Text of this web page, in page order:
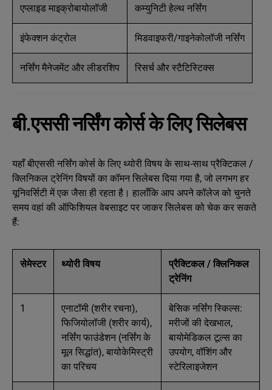
एप्लाइड माइक्रोबायोलॉजी कम्युनिटी हेल्थ नर्सिंग
इंफेक्शन कंट्रोल मिडवाइफरी/गाइनेकोलॉजी नर्सिंग
नर्सिंग मैनेजमेंट और लीडरशिप रिसर्च और स्टैटिस्टिक्स
बी.एससी नर्सिंग कोर्स के लिए सिलेबस
यहाँ बीएससी नर्सिंग कोर्स के लिए थ्योरी विषय के साथ-साथ प्रैक्टिकल /
क्लिनिकल ट्रेनिंग विषयों का कॉमन सिलेबस दिया गया है, जो लगभग हर
यूनिवर्सिटी में एक जैसा ही रहता है। हालाँकि आप अपने कॉलेज को चुनते
समय वहां की ऑफिशियल वेबसाइट पर जाकर सिलेबस को चेक कर सकते
हैं:
सेमेस्टर थ्योरी विषय
प्रैक्टिकल / क्लिनिकल
ट्रेनिंग
1
एनाटॉमी (शरीर रचना),
फिजियोलॉजी (शरीर कार्य),
नर्सिंग फाउंडेशन (नर्सिंग के
मूल सिद्धांत), बायोकेमिस्ट्री
का परिचय
बेसिक नर्सिंग स्किल्स:
मरीजों की देखभाल,
बायोमेडिकल टूल्स का
उपयोग, वॉशिंग और
स्टेरिलाइजेशन